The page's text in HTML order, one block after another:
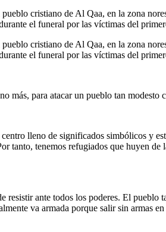
cristiano de Al Qaa, en la zona
el funeral por las víctimas del
cristiano de Al Qaa, en la zona
el funeral por las víctimas del
más, para atacar un pueblo tan modesto
lleno de significados simbólicos y
tanto, tenemos refugiados que huyen
ante todos los poderes. El
va armada porque salir sin armas